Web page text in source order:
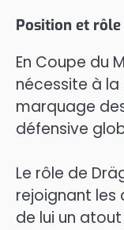
Position et rôle
En Coupe du
nécessite à
marquage
défensive
Le rôle de
rejoignant les
de lui un